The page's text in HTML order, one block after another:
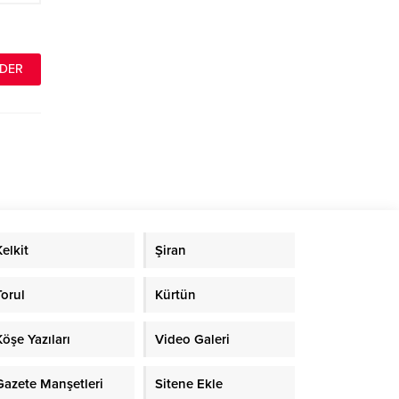
Şiran
Kürtün
Yazıları Video Galeri
Manşetleri Sitene Ekle